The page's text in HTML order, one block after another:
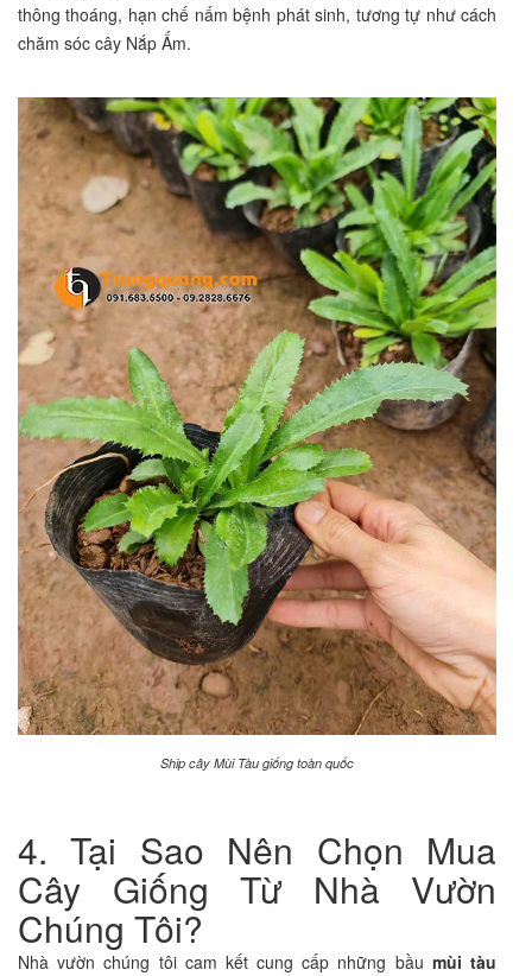
thông thoáng, hạn chế nấm bệnh phát sinh, tương tự như cách
chăm sóc cây Nắp Ấm.
Ship cây Mùi Tàu giống toàn quốc
4. Tại Sao Nên Chọn Mua
Cây Giống Từ Nhà Vườn
Chúng Tôi?
Nhà vườn chúng tôi cam kết cung cấp những bầu mùi tàu